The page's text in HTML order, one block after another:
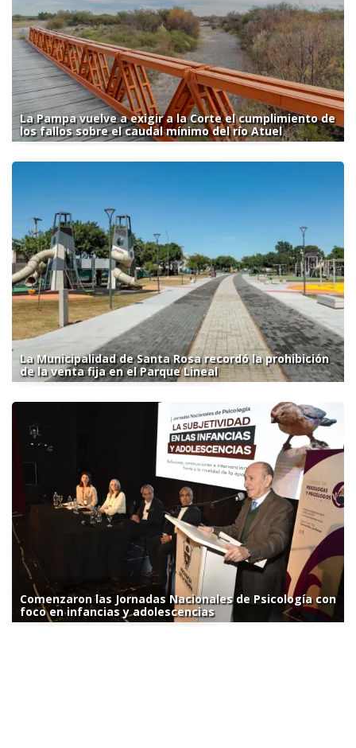
La Pampa vuelve a exigir a la Corte el cumplimiento de
los fallos sobre el caudal mínimo del río Atuel
La Municipalidad de Santa Rosa recordó la prohibición
de la venta fija en el Parque Lineal
Comenzaron las Jornadas Nacionales de Psicología con
foco en infancias y adolescencias